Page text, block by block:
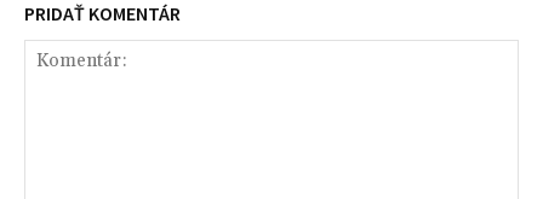
PRIDAŤ KOMENTÁR